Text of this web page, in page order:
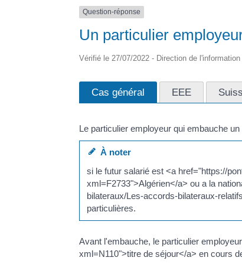
Question-réponse
Un particulier
Vérifié le 27/07/2022 - Direction de
Cas général EEE
Le particulier employeur qui embauche
À noter
si le futur salarié est <a href="https://
xml=F2733">Algérien</a> ou a la
bilateraux/Les-accords-bilateraux-
particulières.
Avant l'embauche, le particulier
xml=N110">titre de séjour</a> en cours